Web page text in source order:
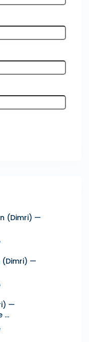
(Dimri) —
(Dimri) —
—
...